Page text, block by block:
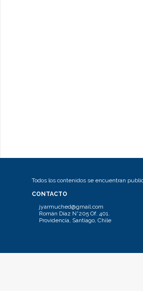
Todos los contenidos se encuentran
CONTACTO
jyarmuched@gmail.com
Román Díaz N°205 Of. 401.
Providencia, Santiago, Chile